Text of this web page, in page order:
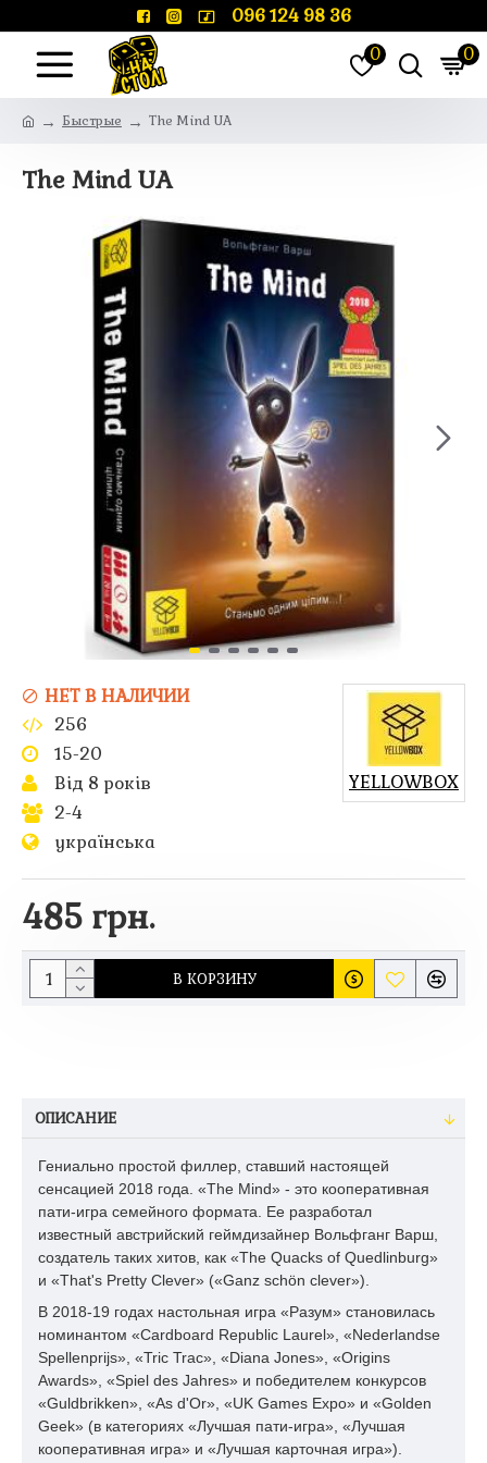
096 124 98 36
0 0
Быстрые The Mind UA
The Mind UA
485 грн.
НЕТ В НАЛИЧИИ
256
15-20
Від 8 років
2-4
українська
YELLOWBOX
В КОРЗИНУ
ОПИСАНИЕ
Гениально простой филлер, ставший настоящей
сенсацией 2018 года. «The Mind» - это кооперативная
пати-игра семейного формата. Ее разработал
известный австрийский геймдизайнер Вольфганг Варш,
создатель таких хитов, как «The Quacks of Quedlinburg»
и «That's Pretty Clever» («Ganz schön clever»).
В 2018-19 годах настольная игра «Разум» становилась
номинантом «Cardboard Republic Laurel», «Nederlandse
Spellenprijs», «Tric Trac», «Diana Jones», «Origins
Awards», «Spiel des Jahres» и победителем конкурсов
«Guldbrikken», «As d'Or», «UK Games Expo» и «Golden
Geek» (в категориях «Лучшая пати-игра», «Лучшая
кооперативная игра» и «Лучшая карточная игра»).